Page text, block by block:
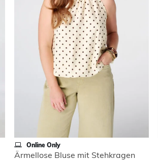
Online Only
Ärmellose Bluse mit Stehkragen